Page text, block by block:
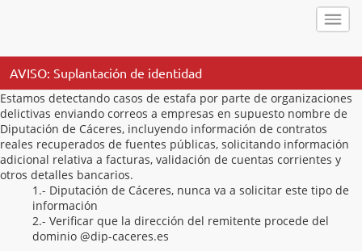
AVISO: Suplantación de identidad
Estamos detectando casos de estafa por parte de organizaciones
delictivas enviando correos a empresas en supuesto nombre de
Diputación de Cáceres, incluyendo información de contratos
reales recuperados de fuentes públicas, solicitando información
adicional relativa a facturas, validación de cuentas corrientes y
otros detalles bancarios.
1.- Diputación de Cáceres, nunca va a solicitar este tipo de
información
2.- Verificar que la dirección del remitente procede del
dominio @dip-caceres.es